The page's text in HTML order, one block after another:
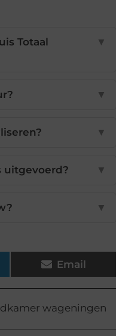
Totaal
▼
▼
▼
uitgevoerd? ▼
▼
Email
wageningen